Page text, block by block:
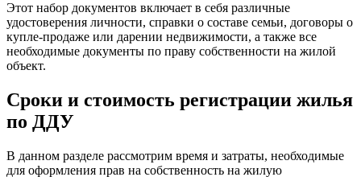
Этот набор документов включает в себя различные
удостоверения личности, справки о составе семьи, договоры о
купле-продаже или дарении недвижимости, а также все
необходимые документы по праву собственности на жилой
объект.
Сроки и стоимость регистрации жилья
по ДДУ
В данном разделе рассмотрим время и затраты, необходимые
для оформления прав на собственность на жилую